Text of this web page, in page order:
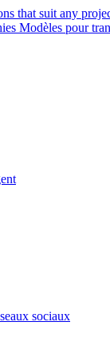
that suit any
Modèles pour
sociaux